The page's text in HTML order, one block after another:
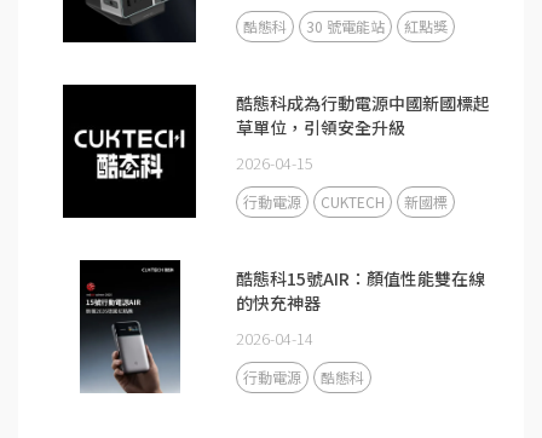
酷態科 30 號電能站 紅點獎
酷態科成為行動電源中國新國標起
草單位，引領安全升級
2026-04-15
行動電源 CUKTECH 新國標
酷態科15號AIR：顏值性能雙在線
的快充神器
2026-04-14
行動電源 酷態科